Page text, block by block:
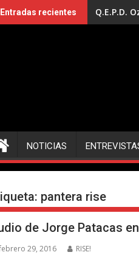
Entradas recientes Q.E.P.D.
NOTICIAS
pantera rise
de Jorge Patacas
29, 2016 RISE!